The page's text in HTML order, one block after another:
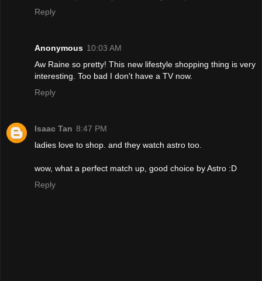
Reply
Anonymous 10:03 AM
Aw Raine so pretty! This new lifestyle shopping thing is very
interesting. Too bad I don't have a TV now.
Reply
Isaac Tan 8:47 PM
ladies love to shop. and they watch astro too.
wow, what a perfect match up, good choice by Astro :D
Reply